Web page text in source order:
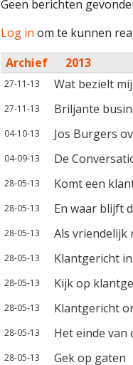
Geen berichten
Log in om te kunnen
Archief
2013
27-11-13 Wat bezielt
27-11-13 Briljante
04-10-13 Jos Burgers
04-09-13 De
28-05-13 Komt een
28-05-13 En waar blijft
28-05-13 Als vriendelijk
28-05-13 Klantgericht
28-05-13 Kijk op
28-05-13 Klantgericht
28-05-13 Het einde van
28-05-13 Gek op gaten